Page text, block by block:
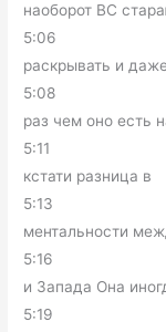
наоборот ВС
5:06
раскрывать и
5:08
раз чем оно есть
5:11
кстати разница в
5:13
ментальности
5:16
и Запада Она
5:19